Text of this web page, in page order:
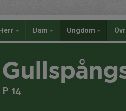
Herr Dam Ungdom
P 14